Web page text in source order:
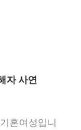
자 사연
혼여성입니